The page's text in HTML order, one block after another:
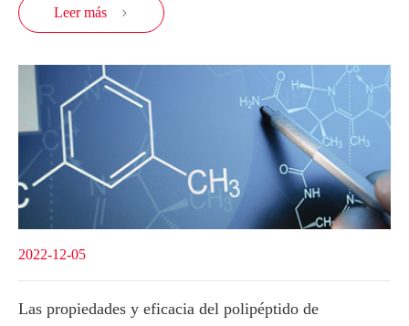
Leer más 
2022-12-05
Las propiedades y eficacia del polipéptido de